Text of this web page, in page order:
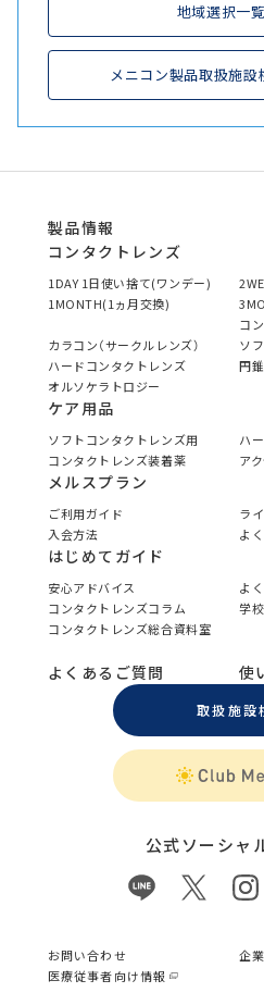
地域選択一
メニコン製品取扱施設
製品情報
コンタクトレンズ
1DAY 1日使い捨て(ワンデー)
1MONTH(1ヵ月交換)
コ
カラコン（サークルレンズ）
ソ
ハードコンタクトレンズ
円
オルソケラトロジー
ケア用品
ソフトコンタクトレンズ用
ハ
コンタクトレンズ装着薬
ア
メルスプラン
ご利用ガイド
ラ
入会方法
よ
はじめてガイド
安心アドバイス
よ
コンタクトレンズコラム
学
コンタクトレンズ総合資料室
よくあるご質問 使
取扱施設
公式ソーシャ
お問い合わせ
企
医療従事者向け情報